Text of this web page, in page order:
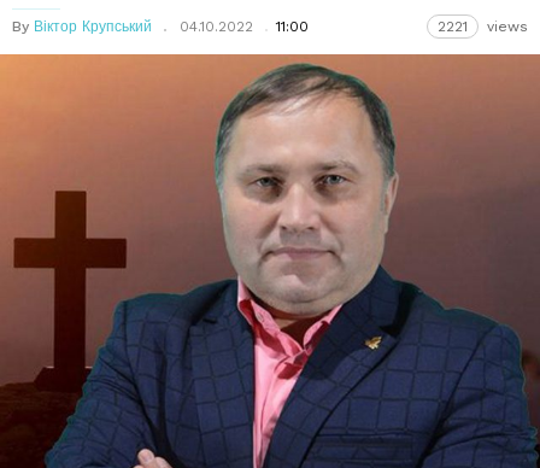
By Віктор Крупський 04.10.2022 11:00 2221 views